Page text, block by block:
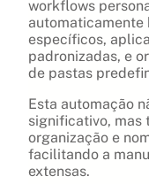
workflows
automaticamente
específicos,
padronizadas, e
de pastas
Esta automação
significativo, mas
organização e
facilitando a
extensas.